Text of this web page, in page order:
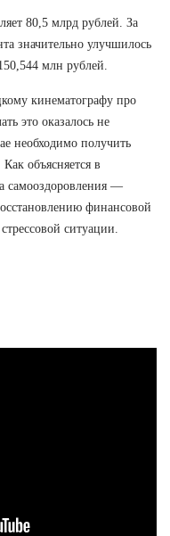
80,5 млрд рублей. За
значительно улучшилось
млн рублей.
кинематографу про
это оказалось не
необходимо получить
объясняется в
самооздоровления —
финансовой
ситуации.